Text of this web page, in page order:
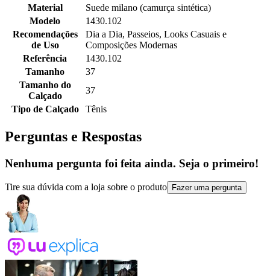
Material
Suede milano (camurça sintética)
Modelo
1430.102
Recomendações
de Uso
Dia a Dia, Passeios, Looks Casuais e
Composições Modernas
Referência
1430.102
Tamanho
37
Tamanho do
Calçado
37
Tipo de Calçado
Tênis
Perguntas e Respostas
Nenhuma pergunta foi feita ainda. Seja o primeiro!
Tire sua dúvida com a loja sobre o produto Fazer uma pergunta